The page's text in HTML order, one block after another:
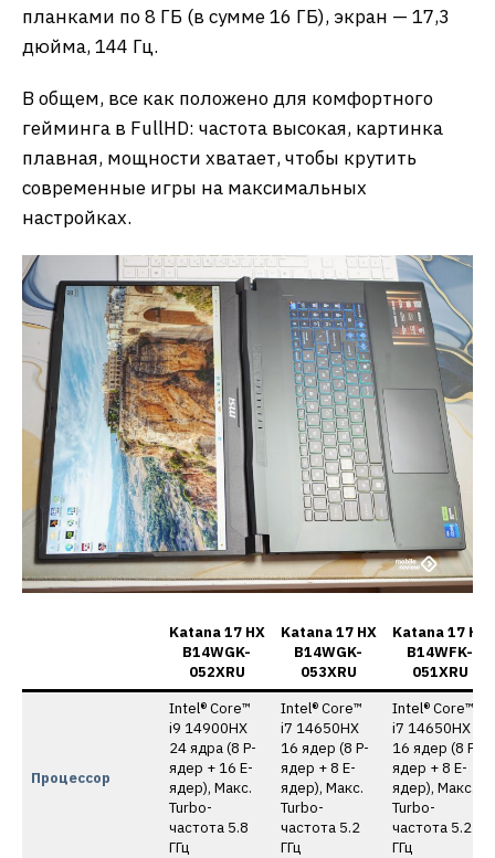
планками по 8 ГБ (в сумме 16 ГБ), экран — 17,3
дюйма, 144 Гц.
В общем, все как положено для комфортного
гейминга в FullHD: частота высокая, картинка
плавная, мощности хватает, чтобы крутить
современные игры на максимальных
настройках.
Katana 17 HX
B14WGK-
052XRU
Katana 17 HX
B14WGK-
053XRU
Katana 17 HX
B14WFK-
051XRU
Процессор
Intel® Core™
i9 14900HX
24 ядра (8 P-
ядер + 16 E-
ядер), Макс.
Turbo-
частота 5.8
ГГц
Intel® Core™
i7 14650HX
16 ядер (8 P-
ядер + 8 E-
ядер), Макс.
Turbo-
частота 5.2
ГГц
Intel® Core™
i7 14650HX
16 ядер (8 P-
ядер + 8 E-
ядер), Макс.
Turbo-
частота 5.2
ГГц